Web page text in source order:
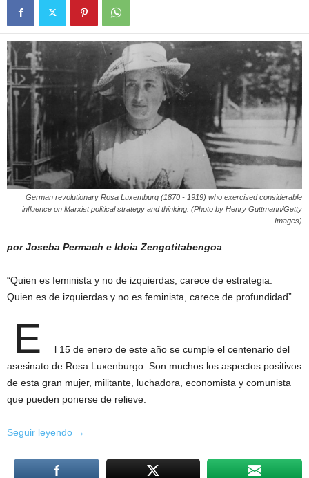
German revolutionary Rosa Luxemburg (1870 - 1919) who exercised considerable
influence on Marxist political strategy and thinking. (Photo by Henry Guttmann/Getty
Images)
por Joseba Permach e Idoia Zengotitabengoa
“Quien es feminista y no de izquierdas, carece de estrategia.
Quien es de izquierdas y no es feminista, carece de profundidad”
E
l 15 de enero de este año se cumple el centenario del
asesinato de Rosa Luxenburgo. Son muchos los aspectos positivos
de esta gran mujer, militante, luchadora, economista y comunista
que pueden ponerse de relieve.
Seguir leyendo Deconstruyendo
economía
→